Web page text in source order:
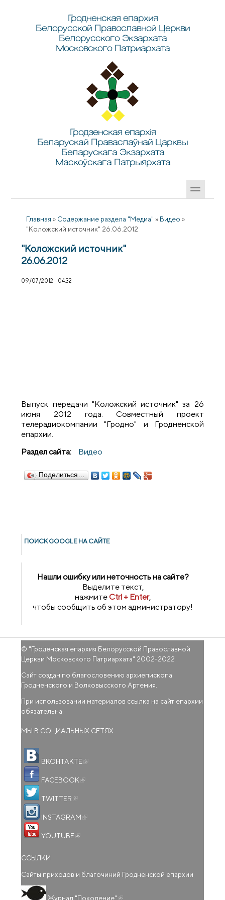
Гродненская епархия
Белорусской Православной Церкви
Белорусского Экзархата
Московского Патриархата
Гродзенская епархія
Беларускай Праваслаўнай Царквы
Беларускага Экзархата
Маскоўскага Патрыярхата
Главная » Содержание раздела "Медиа" » Видео »
"Коложский источник" 26.06.2012
"Коложский источник"
26.06.2012
09/07/2012 - 04:32
Выпуск передачи "Коложский источник" за 26
июня 2012 года. Совместный проект
телерадиокомпании "Гродно" и Гродненской
епархии.
Раздел сайта:
Видео
Поделиться…
ПОИСК GOОGLE НА САЙТЕ
Нашли ошибку или неточность на сайте?
Выделите текст,
нажмитеCtrl + Enter,
чтобы сообщить об этом администратору!
© "Гроденская епархия Белорусской Православной
Церкви Московского Патриархата" 2002-2022
Сайт создан по благословению архиепископа
Гродненского и Волковысского Артемия.
При использовании материалов ссылка на сайт епархии
обязательна.
МЫ В СОЦИАЛЬНЫХ СЕТЯХ
ВКОНТАКТЕ
FACEBOOK
TWITTER
INSTAGRAM
YOUTUBE
ССЫЛКИ
Сайты приходов и благочиний Гродненской епархии
Журнал "Поколение"